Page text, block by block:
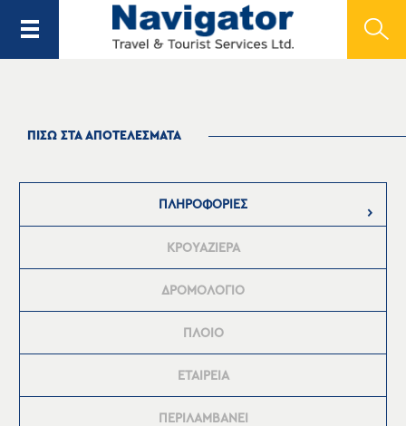
ΠΙΣΩ ΣΤΑ ΑΠΟΤΕΛΕΣΜΑΤΑ
ΠΛΗΡΟΦΟΡΙΕΣ
ΚΡΟΥΑΖΙΕΡΑ
ΔΡΟΜΟΛΟΓΙΟ
ΠΛΟΙΟ
ΕΤΑΙΡΕΙΑ
ΠΕΡΙΛΑΜΒΑΝΕΙ